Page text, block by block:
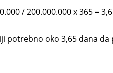
/ 200.000.000 x 365 =
potrebno oko 3,65 dana